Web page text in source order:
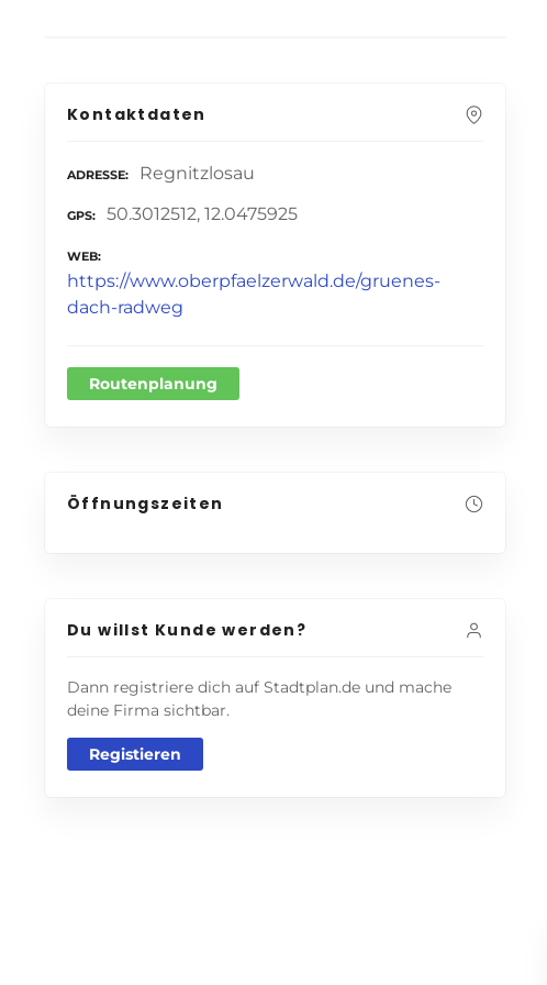
Kontaktdaten
ADRESSE Regnitzlosau
GPS 50.3012512, 12.0475925
WEB
https://www.oberpfaelzerwald.de/gruenes-
dach-radweg
Routenplanung
Öffnungszeiten
Du willst Kunde werden?
Dann registriere dich auf Stadtplan.de und mache
deine Firma sichtbar.
Registieren